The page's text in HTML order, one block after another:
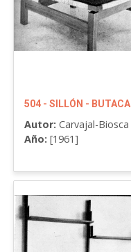
504 - SILLÓN - BUTACA
Autor: Carvajal-Biosca
Año: [1961]